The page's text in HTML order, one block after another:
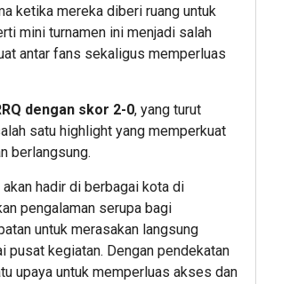
ketika mereka diberi ruang untuk
mini turnamen ini menjadi salah
antar fans sekaligus memperluas
dengan skor 2-0, yang turut
satu highlight yang memperkuat
berlangsung.
hadir di berbagai kota di
pengalaman serupa bagi
untuk merasakan langsung
kegiatan. Dengan pendekatan
upaya untuk memperluas akses dan